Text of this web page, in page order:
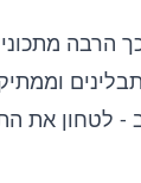
הרבה
- לטחון את